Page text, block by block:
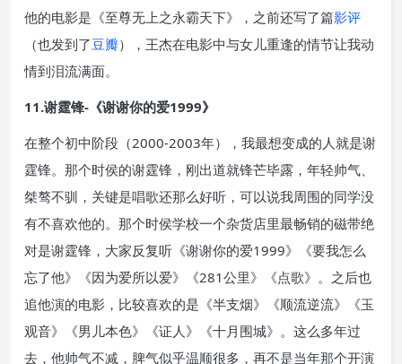
他的电影是《至尊无上之永霸天下》，之前还写了篇影评
（也发到了豆瓣），王杰在电影中与女儿重逢的情节让我动
情到泪流满面。
11.谢霆锋-《谢谢你的爱1999》
在整个初中阶段（2000-2003年），我最想变成的人就是谢
霆锋。那个时侯的谢霆锋，刚出道就锋芒毕露，年轻帅气、
桀骜不驯，关键是唱歌还那么好听，可以说我周围的同学没
有不喜欢他的。那个时侯学校一个杂货店里最畅销的磁带绝
对是谢霆锋，大家反复听《谢谢你的爱1999》《要我怎么
忘了他》《因为爱所以爱》《281公里》《点歌》。之后也
追他演的电影，比较喜欢的是《半支烟》《顺流逆流》《玉
观音》《男儿本色》《证人》《十月围城》。这么多年过
去，他帅气不减，脾气似乎温顺很多，再不是当年那个开演